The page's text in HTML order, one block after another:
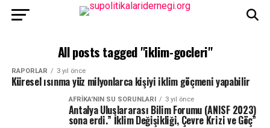
All posts tagged "iklim-gocleri"
RAPORLAR 3 yıl önce
Küresel ısınma yüz milyonlarca kişiyi iklim göçmeni yapabilir
AFRIKA'NIN SU SORUNLARI 3 yıl önce
Antalya Uluslararası Bilim Forumu (ANISF 2023)
sona erdi.” İklim Değişikliği, Çevre Krizi ve Göç”